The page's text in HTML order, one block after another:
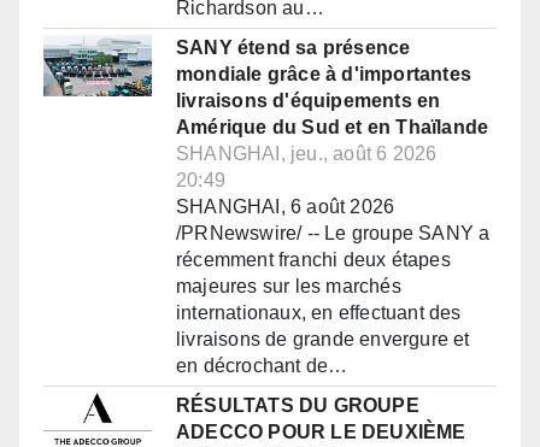
Richardson au…
SANY étend sa présence
mondiale grâce à d'importantes
livraisons d'équipements en
Amérique du Sud et en Thaïlande
SHANGHAI, jeu., août 6 2026
20:49
SHANGHAI, 6 août 2026
/PRNewswire/ -- Le groupe SANY a
récemment franchi deux étapes
majeures sur les marchés
internationaux, en effectuant des
livraisons de grande envergure et
en décrochant de…
RÉSULTATS DU GROUPE
ADECCO POUR LE DEUXIÈME